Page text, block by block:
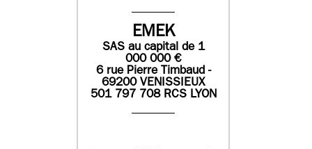
EMEK
SASau capital de 1
000 000€
6 rue Pierre Timbaud -
69200 VENISSIEUX
501 797 708 RCS LYON